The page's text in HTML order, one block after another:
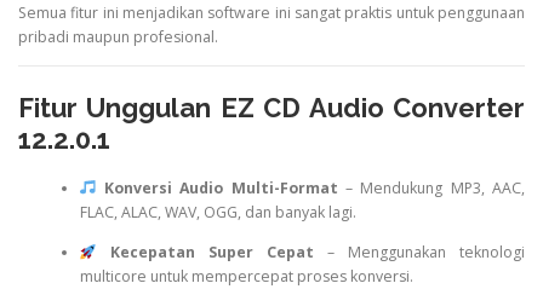
Semua fitur ini menjadikan software ini sangat praktis untuk penggunaan
pribadi maupun profesional.
Fitur Unggulan EZ CD Audio Converter
12.2.0.1
Konversi Audio Multi-Format – Mendukung MP3, AAC,
FLAC, ALAC, WAV, OGG, dan banyak lagi.
Kecepatan Super Cepat – Menggunakan teknologi
multicore untuk mempercepat proses konversi.